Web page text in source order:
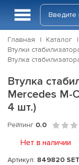
Главная Каталог
Втулки
Втулка
Втулка
Mercedes M-
4 шт.)
Рейтинг 0.0
Нет в наличии
Артикул: 849820 SET